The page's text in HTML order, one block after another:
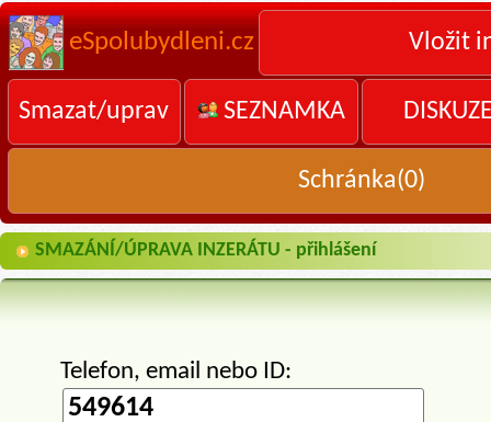
eSpolubydleni.cz Vložit
Smazat/uprav SEZNAMKA
Schránka(0)
SMAZÁNÍ/ÚPRAVA INZERÁTU - přihlášení
Telefon, email nebo ID: